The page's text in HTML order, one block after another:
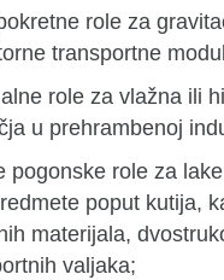
role za
transportne
role za vlažna ili
u prehrambenoj
pogonske role za
poput kutija,
materijala,
valjaka;